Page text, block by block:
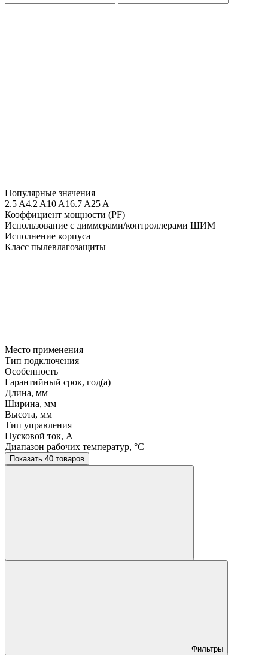
Популярные значения
2.5 A4.2 A10 A16.7 A25 A
Коэффициент мощности (PF)
Использование с диммерами/контроллерами ШИМ
Исполнение корпуса
Класс пылевлагозащиты
Место применения
Тип подключения
Особенность
Гарантийный срок, год(а)
Длина, мм
Ширина, мм
Высота, мм
Тип управления
Пусковой ток, A
Диапазон рабочих температур, °C
Показать 40 товаров
Фильтры